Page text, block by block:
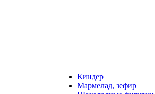
Киндер
Мармелад, зефир